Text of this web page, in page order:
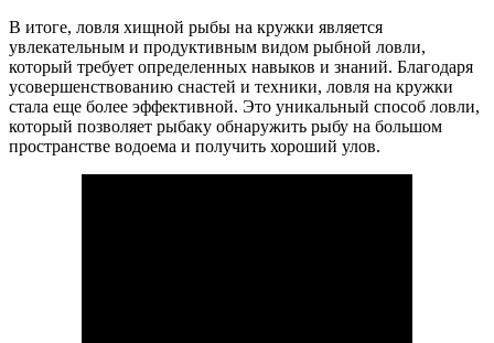
В итоге, ловля хищной рыбы на кружки является
увлекательным и продуктивным видом рыбной ловли,
который требует определенных навыков и знаний. Благодаря
усовершенствованию снастей и техники, ловля на кружки
стала еще более эффективной. Это уникальный способ ловли,
который позволяет рыбаку обнаружить рыбу на большом
пространстве водоема и получить хороший улов.